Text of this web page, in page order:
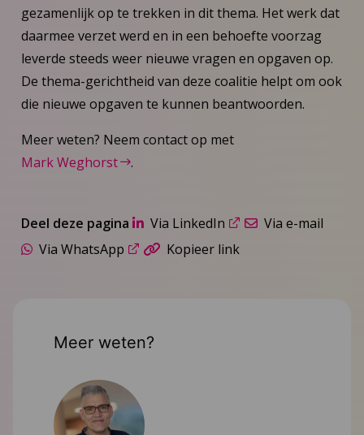
gezamenlijk op te trekken in dit thema. Het werk dat
daarmee verzet werd en in een behoefte voorzag
leverde steeds weer nieuwe vragen en opgaven op.
De thema-gerichtheid van deze coalitie helpt om ook
die nieuwe opgaven te kunnen beantwoorden.
Meer weten? Neem contact op met
Mark Weghorst
.
Deel deze pagina Via LinkedIn
Via e-mail
Via WhatsApp
Kopieer link
Meer weten?